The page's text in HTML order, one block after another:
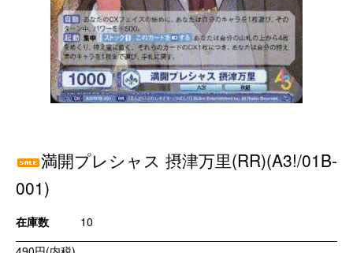
満開プレシャス 摂津万里(RR)(A3!/01B-
001)
在庫数
10